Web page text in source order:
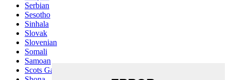
Serbian
Sesotho
Sinhala
Slovak
Slovenian
Somali
Samoan
Scots Gaelic